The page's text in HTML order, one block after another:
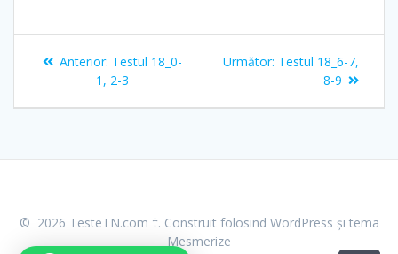
Navigare
Anterior: Articolul
anterior:
Testul 18_0-
1, 2-3
Următor: Articolul
următor:
Testul 18_6-7,
8-9
© 2026 TesteTN.com †. Construit folosind WordPress și tema
Mesmerize